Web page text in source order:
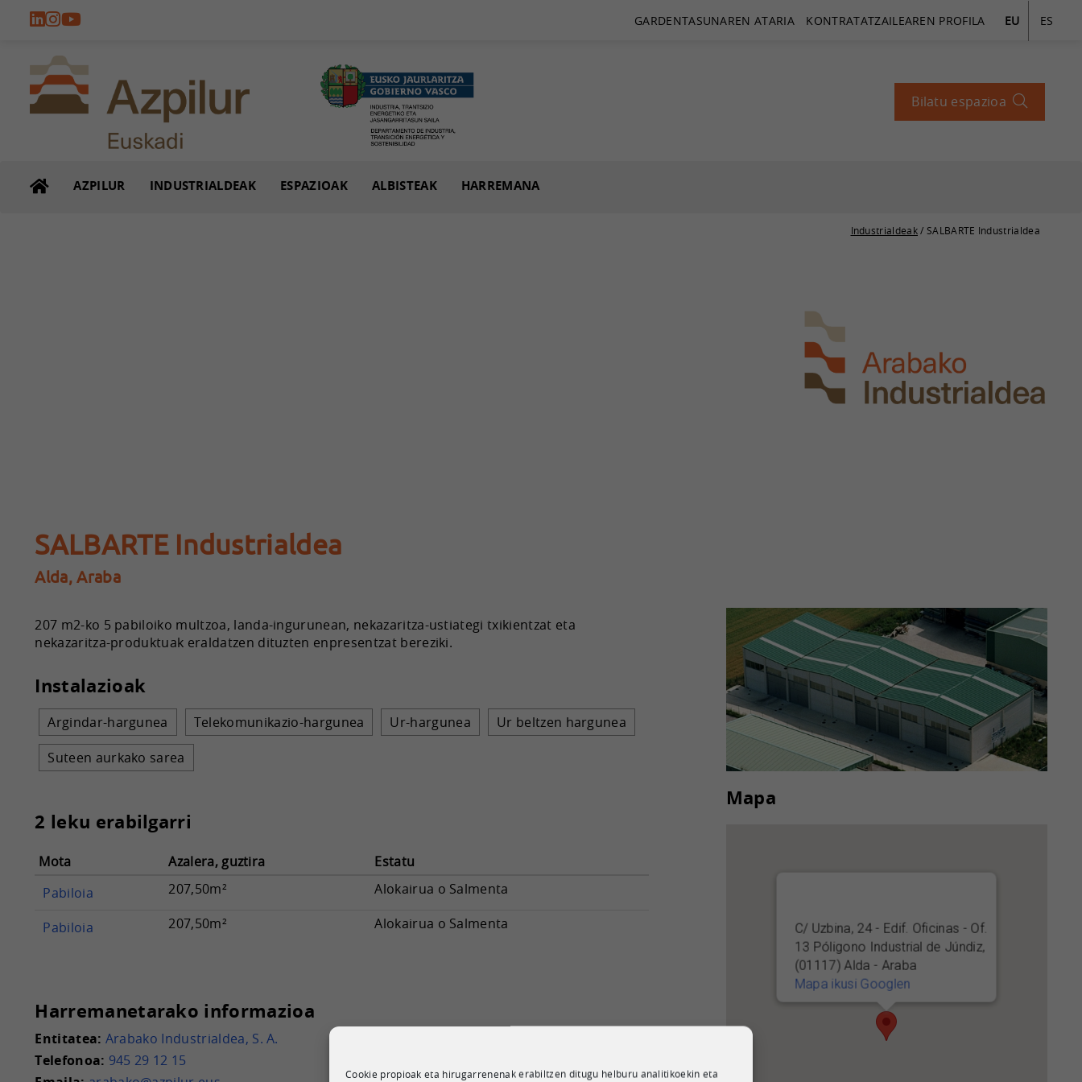
Cookie propioak eta hirugarrenenak erabiltzen ditugu helburu analitikoekin eta
GARDENTASUNAREN ATARIA KONTRATATZAILEAREN PROFILA EU ES
Bilatu espazioa
AZPILUR INDUSTRIALDEAK ESPAZIOAK ALBISTEAK HARREMANA
Industrialdeak/ SALBARTE Industrialdea
SALBARTE Industrialdea
Alda, Araba
Mapa
C/ Uzbina, 24 - Edif. Oficinas - Of.
13 Póligono Industrial de Júndiz,
(01117) Alda - Araba
Mapa ikusi Googlen
207 m2-ko 5 pabiloiko multzoa, landa-ingurunean, nekazaritza-ustiategi txikientzat eta
nekazaritza-produktuak eraldatzen dituzten enpresentzat bereziki.
Instalazioak
Argindar-hargunea Telekomunikazio-hargunea Ur-hargunea
Ur beltzen hargunea
Suteen aurkako sarea
2 leku erabilgarri
Mota Azalera, guztira
Estatu
Pabiloia
207,50m² Alokairua o Salmenta
Pabiloia 207,50m² Alokairua o Salmenta
Harremanetarako informazioa
Entitatea: Arabako Industrialdea, S. A.
Telefonoa: 945 29 12 15